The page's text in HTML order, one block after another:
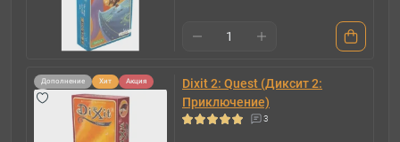
Дополнение Хит Акция
Dixit 2: Quest (Диксит 2:
Приключение)
3